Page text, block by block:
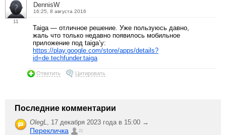
11
DennisW
16:25, 8 августа 2016
Taiga — отличное решение. Уже пользуюсь давно,
жаль что только недавно появилось мобильное
приложение под taiga’у:
https://play.google.com/store/apps/details?
id=de.techfunder.taiga
Ответить Цитировать
Последние комментарии
OlegL 17 декабря 2023 года в 15:00 →
Перекличка 21